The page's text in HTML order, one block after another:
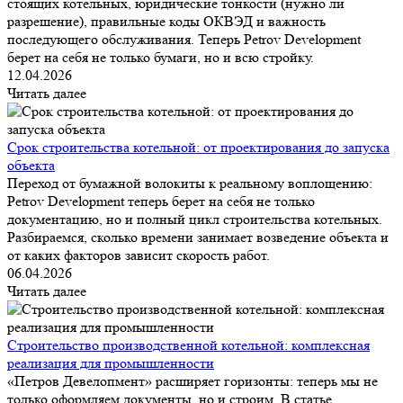
разрешение), правильные коды ОКВЭД и важность
последующего обслуживания. Теперь Petrov Development
берет на себя не только бумаги, но и всю стройку.
12.04.2026
Читать далее
Срок строительства котельной: от проектирования до запуска
объекта
Переход от бумажной волокиты к реальному воплощению:
Petrov Development теперь берет на себя не только
документацию, но и полный цикл строительства котельных.
Разбираемся, сколько времени занимает возведение объекта и
от каких факторов зависит скорость работ.
06.04.2026
Читать далее
Строительство производственной котельной: комплексная
реализация для промышленности
«Петров Девелопмент» расширяет горизонты: теперь мы не
только оформляем документы, но и строим. В статье